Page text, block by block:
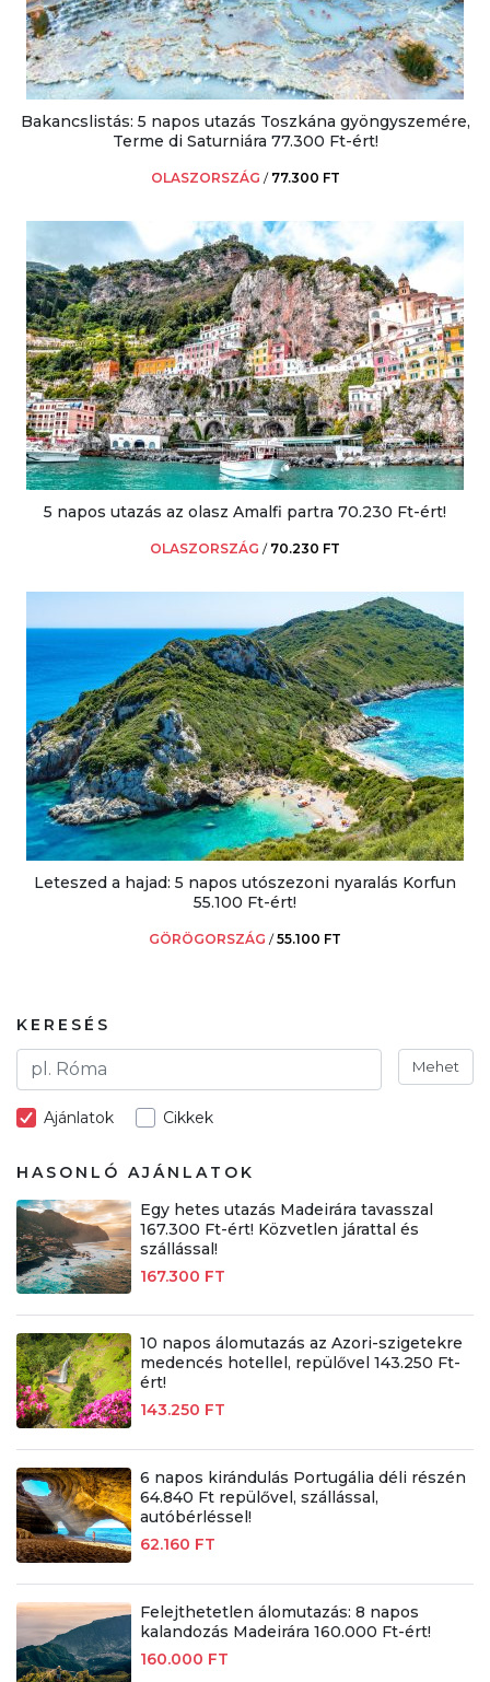
Bakancslistás: 5 napos utazás Toszkána gyöngyszemére,
Terme di Saturniára 77.300 Ft-ért!
OLASZORSZÁG / 77.300 FT
5 napos utazás az olasz Amalfi partra 70.230 Ft-ért!
OLASZORSZÁG / 70.230 FT
Leteszed a hajad: 5 napos utószezoni nyaralás Korfun
55.100 Ft-ért!
GÖRÖGORSZÁG /55.100 FT
KERESÉS
Mehet
Ajánlatok Cikkek
HASONLÓ AJÁNLATOK
Egy hetes utazás Madeirára tavasszal
167.300 Ft-ért! Közvetlen járattal és
szállással!
167.300 FT
10 napos álomutazás az Azori-szigetekre
medencés hotellel, repülővel 143.250 Ft-
ért!
143.250 FT
6 napos kirándulás Portugália déli részén
64.840 Ft repülővel, szállással,
autóbérléssel!
62.160 FT
Felejthetetlen álomutazás: 8 napos
kalandozás Madeirára 160.000 Ft-ért!
160.000 FT